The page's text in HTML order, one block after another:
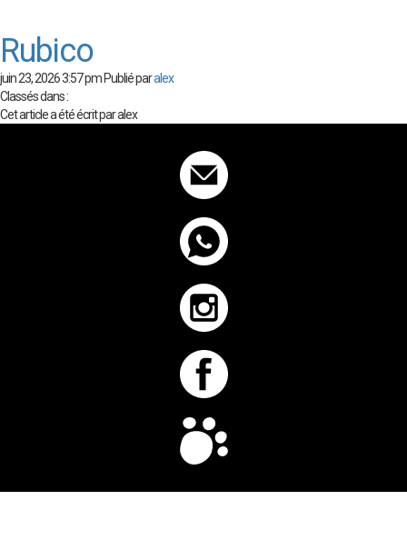
Rubico
juin 23, 2026 3:57 pm Publié paralex
Classés dans :
Cet article a été écrit par alex